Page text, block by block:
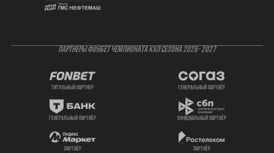
ПАРТНЕРЫ ФОНБЕТ ЧЕМПИОНАТА КХЛ СЕЗОНА 2026- 2027
титульный партнер генеральный партнёр
генеральный партнёр официальный партнёр
партнёр партнёр